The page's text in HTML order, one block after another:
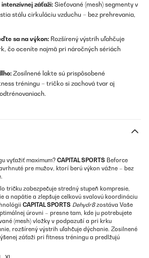
záťaži: Sieťované (mesh) segmenty v
stálu cirkuláciu vzduchu – bez prehrevania,
sa na výkon: Rozšírený výstrih uľahčuje
čo oceníte najmä pri náročných sériách
Zosilnené lakte sú prispôsobené
tréningu – tričko si zachová tvar aj
vyťažiť maximum? CAPITAL SPORTS Beforce
pre mužov, ktorí berú výkon vážne – bez
tričku zabezpečuje stredný stupeň kompresie,
a napätie a zlepšuje celkovú svalovú koordináciu
CAPITAL SPORTS Dehydr8zostáva Vaše
úrovni – presne tam, kde ju potrebujete
(mesh) vložky v podpazuší a pri krku
rozšírený výstrih uľahčuje dýchanie. Zosilnené
záťaži pri fitness tréningu a predlžujú